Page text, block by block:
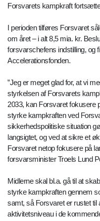
Forsvarets kampkraft
I perioden tilføres Forsvaret
om året – i alt 8,5 mia. kr.
forsvarschefens indstilling, og
Accelerationsfonden.
”Jeg er meget glad for, at vi
styrkelsen af Forsvarets
2033, kan Forsvaret fokusere
styrke kampkraften ved
sikkerhedspolitiske situation
langsigtet, og ved at sikre et
Forsvaret netop fokusere på
forsvarsminister Troels Lund
Midlerne skal bl.a. gå til at
styrke kampkraften gennem
samt, så Forsvaret er rustet til
aktivitetsniveau i de